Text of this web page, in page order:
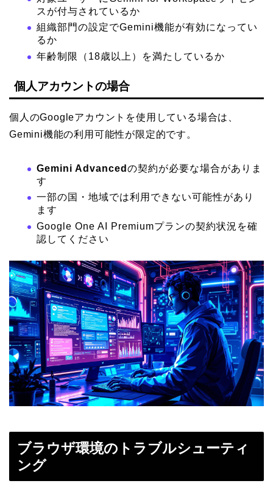
スが付与されているか
組織部門の設定でGemini機能が有効になってい
るか
年齢制限（18歳以上）を満たしているか
個人アカウントの場合
個人のGoogleアカウントを使用している場合は、
Gemini機能の利用可能性が限定的です。
Gemini Advanced の契約が必要な場合がありま
す
一部の国・地域では利用できない可能性があり
ます
Google One AI Premiumプランの契約状況を確
認してください
ブラウザ環境のトラブルシューティ
ング